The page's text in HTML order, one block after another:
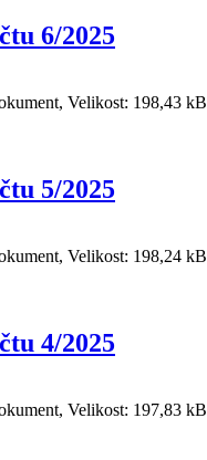
6/2025
Velikost: 198,43 kB
5/2025
Velikost: 198,24 kB
4/2025
Velikost: 197,83 kB